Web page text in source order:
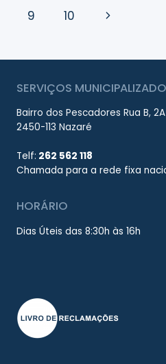
navigation
Page
9
10
Next
SERVIÇOS
Bairro dos Pescadores Rua B, 2A
2450-113 Nazaré
Telf: 262 562 118
Chamada para a rede fixa
HORÁRIO
Dias Úteis das 8:30h às 16h